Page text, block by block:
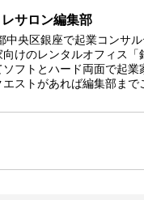
サロン編集部
中央区銀座で起業コンサ
けのレンタルオフィス
フトとハード両面で起
ストがあれば編集部まで